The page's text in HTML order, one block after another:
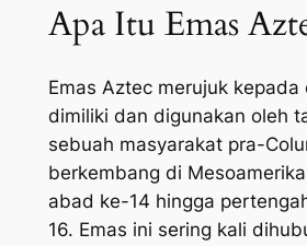
Apa Itu Emas
Emas Aztec merujuk kepada
dimiliki dan digunakan oleh
sebuah masyarakat pra-
berkembang di
abad ke-14 hingga
16. Emas ini sering kali